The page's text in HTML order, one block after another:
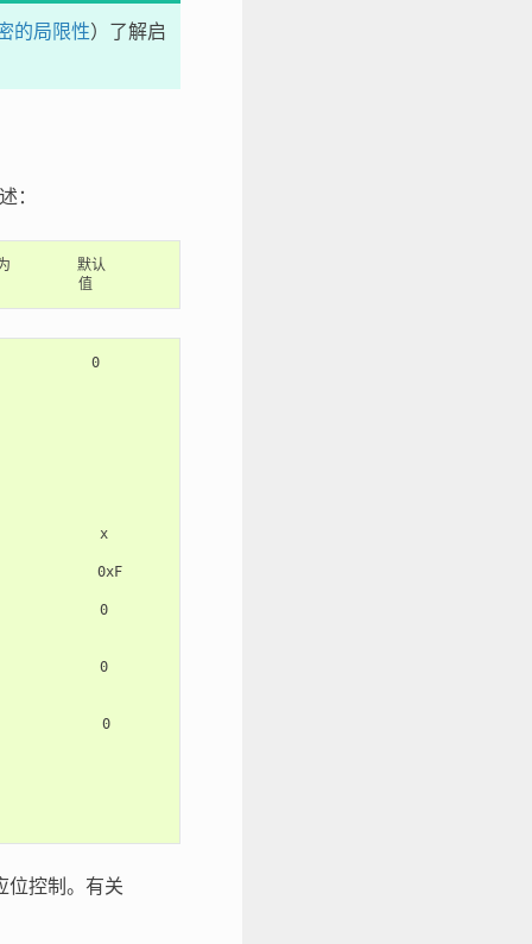
的局限性）了解启
：
默认
值
0
x
0xF
是              0
是              0
是              0
位控制。有关